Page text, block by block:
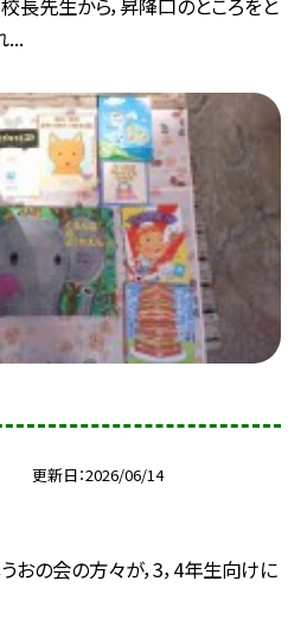
長先生から，昇降口のところをと
...
更新日 2026/06/14
うおの会の方々が，3，4年生向けに